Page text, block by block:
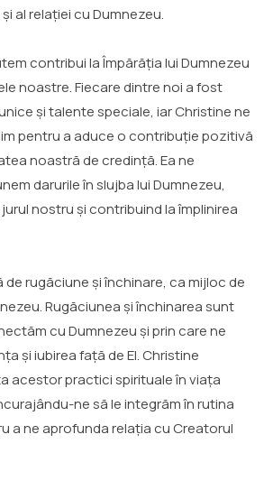
al relației cu Dumnezeu.
contribui la Împărăția lui Dumnezeu
noastre. Fiecare dintre noi a fost
și talente speciale, iar Christine ne
pentru a aduce o contribuție pozitivă
noastră de credință. Ea ne
darurile în slujba lui Dumnezeu,
nostru și contribuind la împlinirea
de rugăciune și închinare, ca mijloc de
Rugăciunea și închinarea sunt
cu Dumnezeu și prin care ne
și iubirea față de El. Christine
acestor practici spirituale în viața
ne să le integrăm în rutina
a ne aprofunda relația cu Creatorul